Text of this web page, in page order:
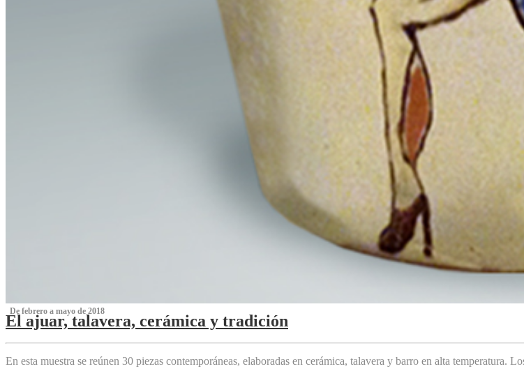
‌ De febrero a mayo de 2018
El ajuar, talavera, cerámica y tradición
‌
En esta muestra se reúnen 30 piezas contemporáneas, elaboradas en cerámica, talavera y barro en alta temperatura.